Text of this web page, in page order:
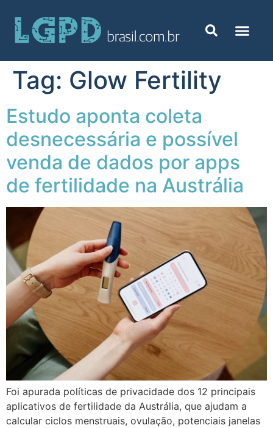
Tag: Glow Fertility
Estudo aponta coleta
desnecessária e possível
venda de dados por apps
de fertilidade na Austrália
Foi apurada políticas de privacidade dos 12 principais
aplicativos de fertilidade da Austrália, que ajudam a
calcular ciclos menstruais, ovulação, potenciais janelas